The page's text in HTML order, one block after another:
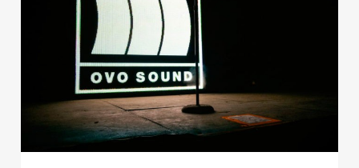
Home
Cover Story
Publicidad
Contacto